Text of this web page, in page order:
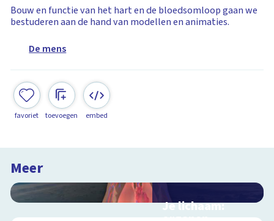
Bouw en functie van het hart en de bloedsomloop gaan we
bestuderen aan de hand van modellen en animaties.
De mens
favoriet toevoegen embed
Meer
Je lichaam: